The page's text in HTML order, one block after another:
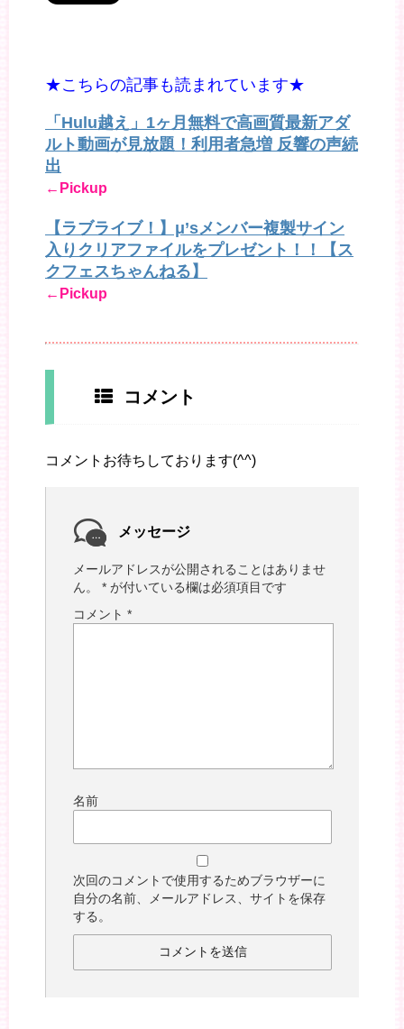
★こちらの記事も読まれています★
「Hulu越え」1ヶ月無料で高画質最新アダ
ルト動画が見放題！利用者急増 反響の声続
出
←Pickup
【ラブライブ！】μ’sメンバー複製サイン
入りクリアファイルをプレゼント！！【ス
クフェスちゃんねる】
←Pickup
コメント
コメントお待ちしております(^^)
メッセージ
メールアドレスが公開されることはありませ
ん。
* が付いている欄は必須項目です
コメント *
名前
次回のコメントで使用するためブラウザーに
自分の名前、メールアドレス、サイトを保存
する。